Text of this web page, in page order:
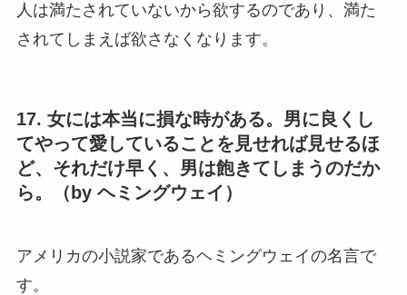
人は満たされていないから欲するのであり、満た
されてしまえば欲さなくなります。
17. 女には本当に損な時がある。男に良くし
てやって愛していることを見せれば見せるほ
ど、それだけ早く、男は飽きてしまうのだか
ら。（by ヘミングウェイ）
アメリカの小説家であるヘミングウェイの名言で
す。